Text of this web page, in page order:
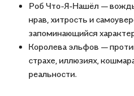
Роб Что-Я-Нашёл —
нрав, хитрость и
запоминающийся
Королева эльфов —
страхе, иллюзиях,
реальности.